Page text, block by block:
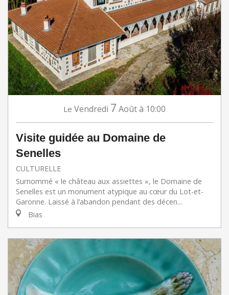
Le Vendredi 7 Aoûtà 10:00
Visite guidée au Domaine de
Senelles
CULTURELLE
Surnommé « le château aux assiettes », le Domaine de
Senelles est un monument atypique au cœur du Lot-et-
Garonne. Laissé à l’abandon pendant des décen...
Bias